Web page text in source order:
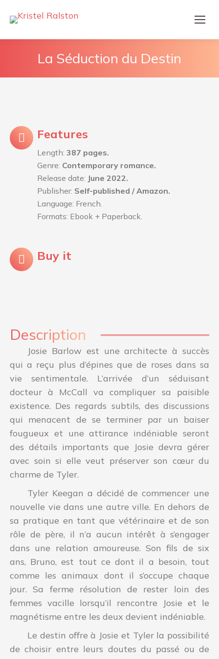
La Séduction du Destin
Features
Length: 387 pages.
Genre: Contemporary romance.
Release date: June 2022.
Publisher: Self-published / Amazon.
Language: French.
Formats: Ebook + Paperback.
Buy it
Description
Josie Barlow est une architecte à succès
qui a reçu plus d’épines que de roses dans sa
vie sentimentale. L’arrivée d’un séduisant
docteur à McCall va compliquer sa paisible
existence. Des regards subtils, des discussions
qui menacent de se terminer par un baiser
fougueux et une attirance indéniable seront
des détails importants que Josie devra gérer
avec soin si elle veut préserver son cœur du
charme de Tyler.
Tyler Keegan a décidé de commencer une
nouvelle vie dans une autre ville. En dehors de
sa pratique en tant que vétérinaire et de son
rôle de père, il n’a aucun intérêt à s’engager
dans une relation amoureuse. Son fils de six
ans, Bruno, est tout ce dont il a besoin, tout
comme les animaux dont il s’occupe chaque
jour. Sa ferme résolution de rester loin des
femmes vacille lorsqu’il rencontre Josie et le
magnétisme entre les deux devient indéniable.
Le destin offre à Josie et Tyler la possibilité
de choisir entre leurs doutes du passé ou de